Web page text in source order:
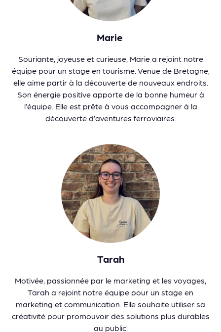
Marie
Souriante, joyeuse et curieuse, Marie a rejoint notre
équipe pour un stage en tourisme. Venue de Bretagne,
elle aime partir à la découverte de nouveaux endroits.
Son énergie positive apporte de la bonne humeur à
l’équipe. Elle est prête à vous accompagner à la
découverte d’aventures ferroviaires.
Tarah
Motivée, passionnée par le marketing et les voyages,
Tarah a rejoint notre équipe pour un stage en
marketing et communication. Elle souhaite utiliser sa
créativité pour promouvoir des solutions plus durables
au public.